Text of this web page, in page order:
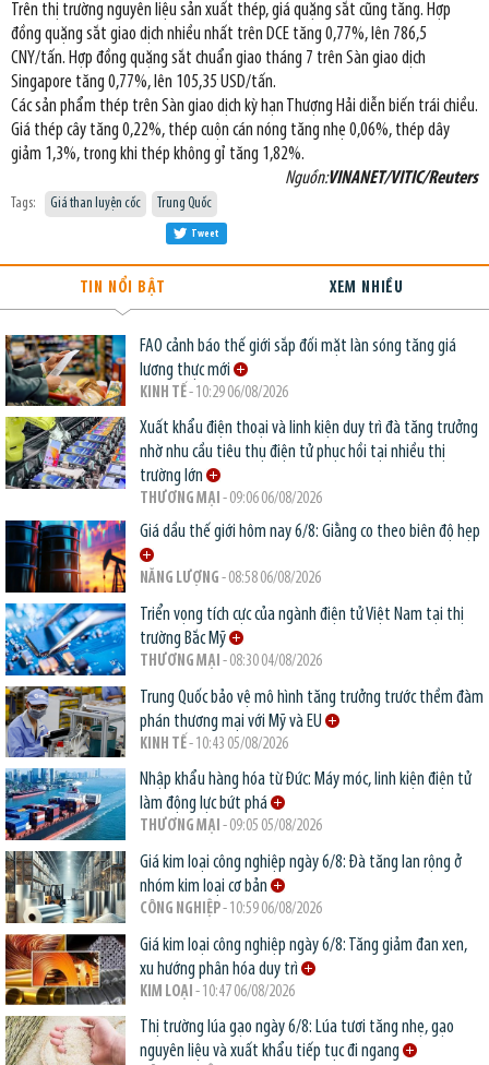
Trên thị trường nguyên liệu sản xuất thép, giá quặng sắt cũng tăng. Hợp
đồng quặng sắt giao dịch nhiều nhất trên DCE tăng 0,77%, lên 786,5
CNY/tấn. Hợp đồng quặng sắt chuẩn giao tháng 7 trên Sàn giao dịch
Singapore tăng 0,77%, lên 105,35 USD/tấn.
Các sản phẩm thép trên Sàn giao dịch kỳ hạn Thượng Hải diễn biến trái chiều.
Giá thép cây tăng 0,22%, thép cuộn cán nóng tăng nhẹ 0,06%, thép dây
giảm 1,3%, trong khi thép không gỉ tăng 1,82%.
Nguồn:VINANET/VITIC/Reuters
Tags: Giá than luyện cốc Trung Quốc
Tweet
TIN NỔI BẬT XEM NHIỀU
FAO cảnh báo thế giới sắp đối mặt làn sóng tăng giá
lương thực mới
KINH TẾ- 10:29 06/08/2026
Xuất khẩu điện thoại và linh kiện duy trì đà tăng trưởng
nhờ nhu cầu tiêu thụ điện tử phục hồi tại nhiều thị
trường lớn
THƯƠNG MẠI - 09:06 06/08/2026
Giá dầu thế giới hôm nay 6/8: Giằng co theo biên độ hẹp
NĂNG LƯỢNG - 08:58 06/08/2026
Triển vọng tích cực của ngành điện tử Việt Nam tại thị
trường Bắc Mỹ
THƯƠNG MẠI - 08:30 04/08/2026
Trung Quốc bảo vệ mô hình tăng trưởng trước thềm đàm
phán thương mại với Mỹ và EU
KINH TẾ- 10:43 05/08/2026
Nhập khẩu hàng hóa từ Đức: Máy móc, linh kiện điện tử
làm động lực bứt phá
THƯƠNG MẠI - 09:05 05/08/2026
Giá kim loại công nghiệp ngày 6/8: Đà tăng lan rộng ở
nhóm kim loại cơ bản
CÔNG NGHIỆP- 10:59 06/08/2026
Giá kim loại công nghiệp ngày 6/8: Tăng giảm đan xen,
xu hướng phân hóa duy trì
KIM LOẠI - 10:47 06/08/2026
Thị trường lúa gạo ngày 6/8: Lúa tươi tăng nhẹ, gạo
nguyên liệu và xuất khẩu tiếp tục đi ngang